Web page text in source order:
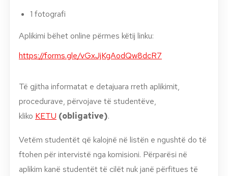
1 fotografi
Aplikimi bëhet online përmes këtij linku:
https://forms.gle/vGxJjKgAodQw8dcR7
Të gjitha informatat e detajuara rreth aplikimit,
procedurave, përvojave të studentëve,
kliko KETU (obligative).
Vetëm studentët që kalojnë në listën e ngushtë do të
ftohen për intervistë nga komisioni. Përparësi në
aplikim kanë studentët të cilët nuk janë përfitues të